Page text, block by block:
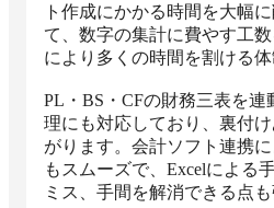
ト作成にかかる時間を大幅
て、数字の集計に費やす工
により多くの時間を割ける
PL・BS・CFの財務三表を
理にも対応しており、裏付
がります。会計ソフト連携
もスムーズで、Excelによる
ミス、手間を解消できる点も